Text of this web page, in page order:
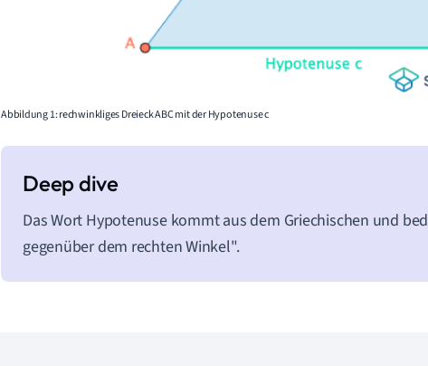
Abbildung 1: rechwinkliges Dreieck ABC mit der Hypotenuse c
Das Wort Hypotenuse kommt aus dem Griechischen und
gegenüber dem rechten Winkel".